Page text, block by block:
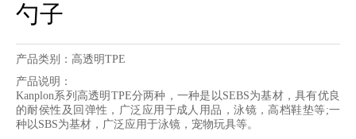
勺子
产品类别：高透明TPE
产品说明：
Kanplon系列高透明TPE分两种，一种是以SEBS为基材，具有优良
的耐侯性及回弹性，广泛应用于成人用品，泳镜，高档鞋垫等;一
种以SBS为基材，广泛应用于泳镜，宠物玩具等。